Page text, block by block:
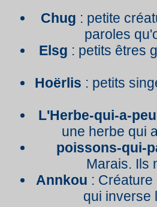
Chug : petite
paroles
Elsg : petits êtres
Hoërlis : petits
L'Herbe-qui-a-
une herbe qui
poissons-qui-
Marais. Ils
Annkou :
qui inverse